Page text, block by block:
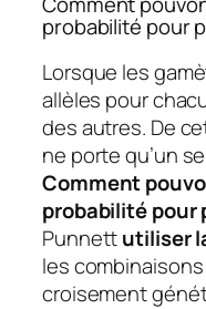
probabilité pour
Lorsque les
allèles pour
des autres. De
ne porte qu’un
Comment
probabilité pour
Punnettutiliser
les
croisement